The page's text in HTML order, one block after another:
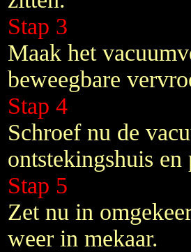
Stap 3
Maak het
beweegbare
Stap 4
Schroef nu de
ontstekingshuis
Stap 5
Zet nu in
weer in mekaar.